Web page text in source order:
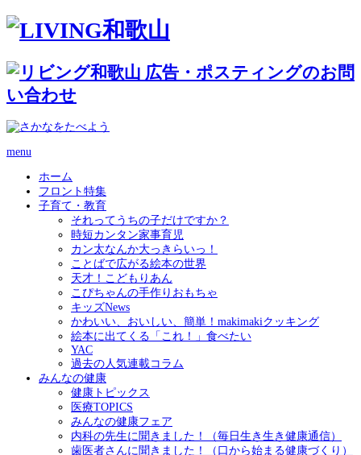
menu
ホーム
フロント特集
子育て・教育
それってうちの子だけですか？
時短カンタン家事育児
カン太なんか大っきらいっ！
ことばで広がる絵本の世界
天才！こどもりあん
こぴちゃんの手作りおもちゃ
キッズNews
かわいい、おいしい、簡単！makimakiクッキング
絵本に出てくる「これ！」食べたい
YAC
過去の人気連載コラム
みんなの健康
健康トピックス
医療TOPICS
みんなの健康フェア
内科の先生に聞きました！（毎日生き生き健康通信）
歯医者さんに聞きました！（口から始まる健康づくり）